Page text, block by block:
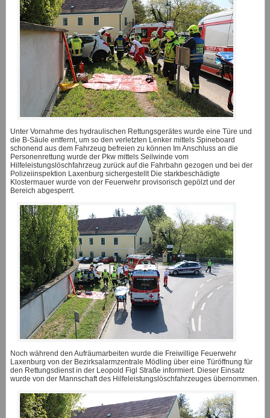
Unter Vornahme des hydraulischen Rettungsgerätes wurde eine Türe und
die B-Säule entfernt, um so den verletzten Lenker mittels Spineboard
schonend aus dem Fahrzeug befreien zu können Im Anschluss an die
Personenrettung wurde der Pkw mittels Seilwinde vom
Hilfeleistungslöschfahrzeug zurück auf die Fahrbahn gezogen und bei der
Polizeiinspektion Laxenburg sichergestellt Die starkbeschädigte
Klostermauer wurde von der Feuerwehr provisorisch gepölzt und der
Bereich abgesperrt.
Noch während den Aufräumarbeiten wurde die Freiwillige Feuerwehr
Laxenburg von der Bezirksalarmzentrale Mödling über eine Türöffnung für
den Rettungsdienst in der Leopold Figl Straße informiert. Dieser Einsatz
wurde von der Mannschaft des Hilfeleistungslöschfahrzeuges übernommen.